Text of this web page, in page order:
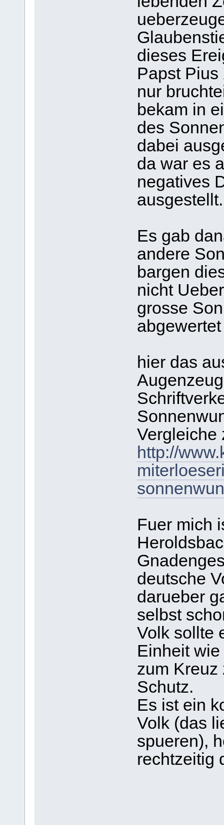
dieses
Papst
nur
bekam in
des
dabei
da war es
negatives
ausgestellt.
Es gab
andere
bargen
nicht
grosse
hier das
Vergleiche
http://
Fuer mich
deutsche
darueber
selbst
Volk sollte
Einheit
zum Kreuz
Schutz.
Es ist ein
Volk (das
spueren),
rechtzeitig